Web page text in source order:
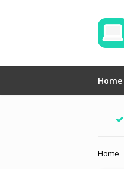
Home
Home